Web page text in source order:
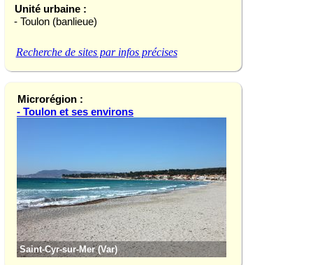
Unité urbaine :
- Toulon (banlieue)
Recherche de sites par infos précises
Microrégion :
- Toulon et ses environs
Saint-Cyr-sur-Mer (Var)